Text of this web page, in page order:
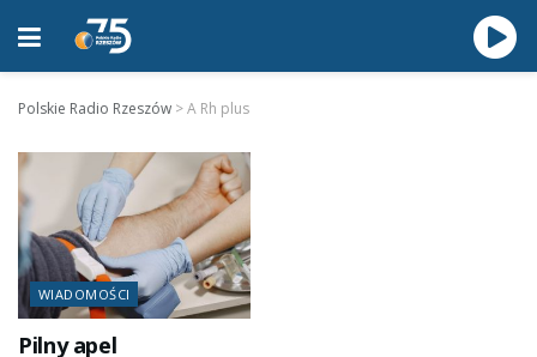
Polskie Radio Rzeszów >A Rh plus
WIADOMOŚCI
Pilny apel